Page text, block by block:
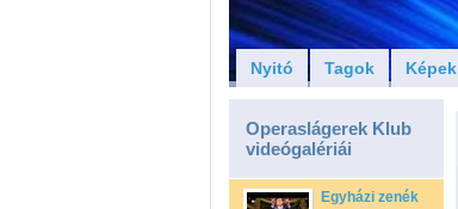
Nyitó Tagok Képek
Operaslágerek Klub
videógalériái
Egyházi zenék